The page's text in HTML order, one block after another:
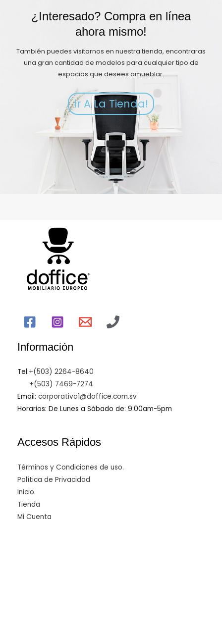
¿Interesado? Compra en línea
ahora mismo!
También puedes visitarnos en nuestra tienda, encontraras
una gran cantidad de modelos para cualquier tipo de
espacios que desees amueblar.
Ir A La Tienda!
Información
Tel:+(503) 2264-8640
+(503) 7469-7274
Email: corporativo1@doffice.com.sv
Horarios: De Lunes a Sábado de: 9:00am-5pm
Accesos Rápidos
Términos y Condiciones de uso.
Política de Privacidad
Inicio.
Tienda
Mi Cuenta